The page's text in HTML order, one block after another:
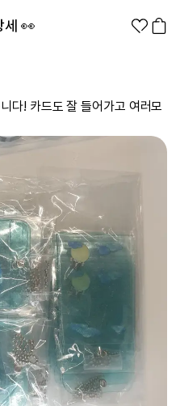
다! 카드도 잘 들어가고 여러모
세 👀
1분컷 티셔츠
맨투맨